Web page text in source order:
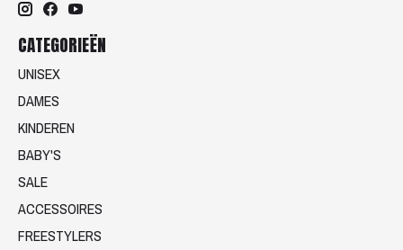
CATEGORIEËN
UNISEX
DAMES
KINDEREN
BABY'S
SALE
ACCESSOIRES
FREESTYLERS